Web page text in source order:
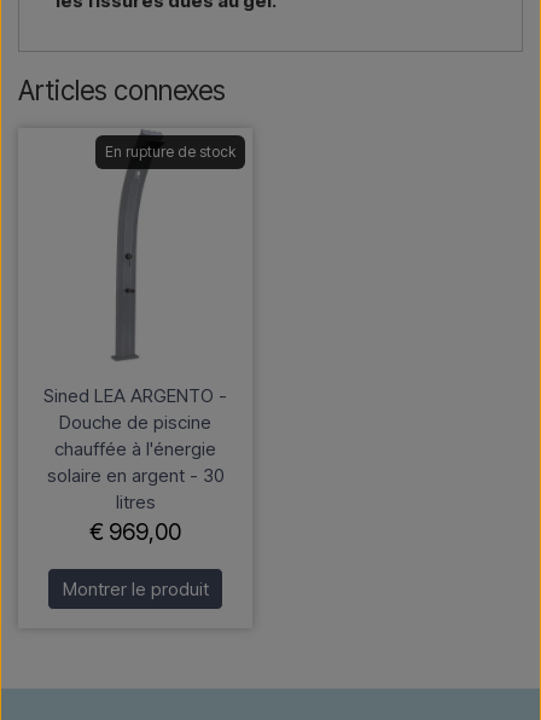
Articles connexes
En rupture de stock
Sined LEA ARGENTO -
Douche de piscine
chauffée à l'énergie
solaire en argent - 30
litres
€ 969,00
Montrer le produit